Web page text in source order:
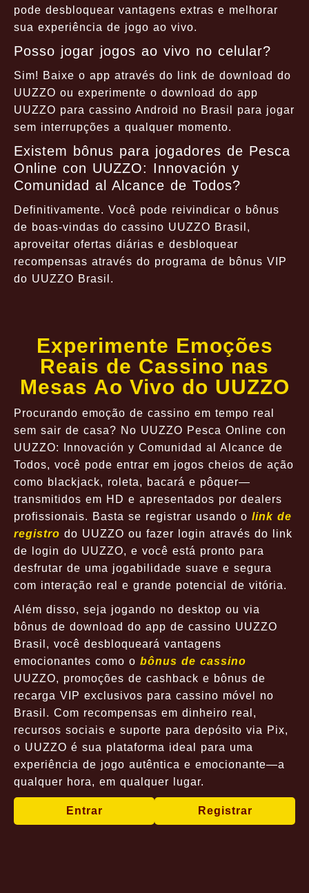
pode desbloquear vantagens extras e melhorar
sua experiência de jogo ao vivo.
Posso jogar jogos ao vivo no celular?
Sim! Baixe o app através do link de download do
UUZZO ou experimente o download do app
UUZZO para cassino Android no Brasil para jogar
sem interrupções a qualquer momento.
Existem bônus para jogadores de Pesca
Online con UUZZO: Innovación y
Comunidad al Alcance de Todos?
Definitivamente. Você pode reivindicar o bônus
de boas-vindas do cassino UUZZO Brasil,
aproveitar ofertas diárias e desbloquear
recompensas através do programa de bônus VIP
do UUZZO Brasil.
Experimente Emoções
Reais de Cassino nas
Mesas Ao Vivo do UUZZO
Procurando emoção de cassino em tempo real
sem sair de casa? No UUZZO Pesca Online con
UUZZO: Innovación y Comunidad al Alcance de
Todos, você pode entrar em jogos cheios de ação
como blackjack, roleta, bacará e pôquer—
transmitidos em HD e apresentados por dealers
profissionais. Basta se registrar usando o link de
registro do UUZZO ou fazer login através do link
de login do UUZZO, e você está pronto para
desfrutar de uma jogabilidade suave e segura
com interação real e grande potencial de vitória.
Além disso, seja jogando no desktop ou via
bônus de download do app de cassino UUZZO
Brasil, você desbloqueará vantagens
emocionantes como o bônus de cassino
UUZZO, promoções de cashback e bônus de
recarga VIP exclusivos para cassino móvel no
Brasil. Com recompensas em dinheiro real,
recursos sociais e suporte para depósito via Pix,
o UUZZO é sua plataforma ideal para uma
experiência de jogo autêntica e emocionante—a
qualquer hora, em qualquer lugar.
Entrar Registrar